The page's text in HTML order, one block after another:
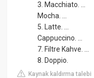
3. Macchiato. ...
Mocha. ...
5. Latte. ...
Cappuccino. ...
7. Filtre Kahve. ...
8. Doppio.
Kaynak kaldırma talebi